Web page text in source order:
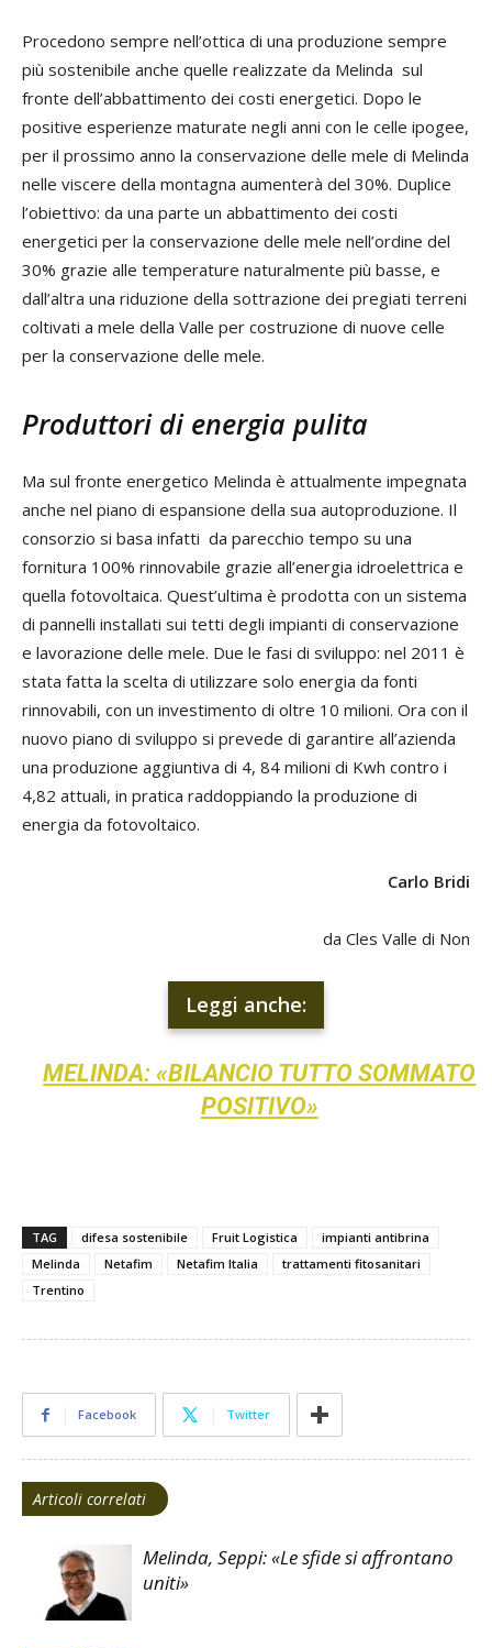
Procedono sempre nell’ottica di una produzione sempre
più sostenibile anche quelle realizzate da Melinda sul
fronte dell’abbattimento dei costi energetici. Dopo le
positive esperienze maturate negli anni con le celle ipogee,
per il prossimo anno la conservazione delle mele di Melinda
nelle viscere della montagna aumenterà del 30%. Duplice
l’obiettivo: da una parte un abbattimento dei costi
energetici per la conservazione delle mele nell’ordine del
30% grazie alle temperature naturalmente più basse, e
dall’altra una riduzione della sottrazione dei pregiati terreni
coltivati a mele della Valle per costruzione di nuove celle
per la conservazione delle mele.
Produttori di energia pulita
Ma sul fronte energetico Melinda è attualmente impegnata
anche nel piano di espansione della sua autoproduzione. Il
consorzio si basa infatti da parecchio tempo su una
fornitura 100% rinnovabile grazie all’energia idroelettrica e
quella fotovoltaica. Quest’ultima è prodotta con un sistema
di pannelli installati sui tetti degli impianti di conservazione
e lavorazione delle mele. Due le fasi di sviluppo: nel 2011 è
stata fatta la scelta di utilizzare solo energia da fonti
rinnovabili, con un investimento di oltre 10 milioni. Ora con il
nuovo piano di sviluppo si prevede di garantire all’azienda
una produzione aggiuntiva di 4, 84 milioni di Kwh contro i
4,82 attuali, in pratica raddoppiando la produzione di
energia da fotovoltaico.
Carlo Bridi
da Cles Valle di Non
Leggi anche:
MELINDA: «BILANCIO TUTTO SOMMATO
POSITIVO»
TAG difesa sostenibile Fruit Logistica
impianti antibrina
Melinda
Netafim Netafim Italia
trattamenti fitosanitari
Trentino
Facebook Twitter
Articoli correlati
Melinda, Seppi: «Le sfide si affrontano
uniti»